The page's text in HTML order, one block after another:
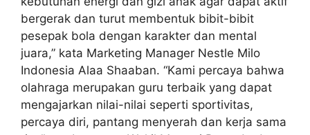
bergerak dan turut membentuk bibit-bibit
pesepak bola dengan karakter dan mental
juara,” kata Marketing Manager Nestle Milo
Indonesia Alaa Shaaban. “Kami percaya bahwa
olahraga merupakan guru terbaik yang dapat
mengajarkan nilai-nilai seperti sportivitas,
percaya diri, pantang menyerah dan kerja sama